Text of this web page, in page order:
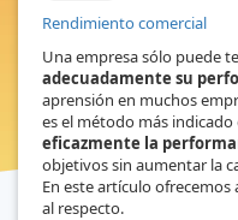
Rendimiento comercial
Una empresa sólo puede
adecuadamente su
aprensión en muchos
es el método más indicado
eficazmente la
objetivos sin aumentar la
En este artículo
al respecto.